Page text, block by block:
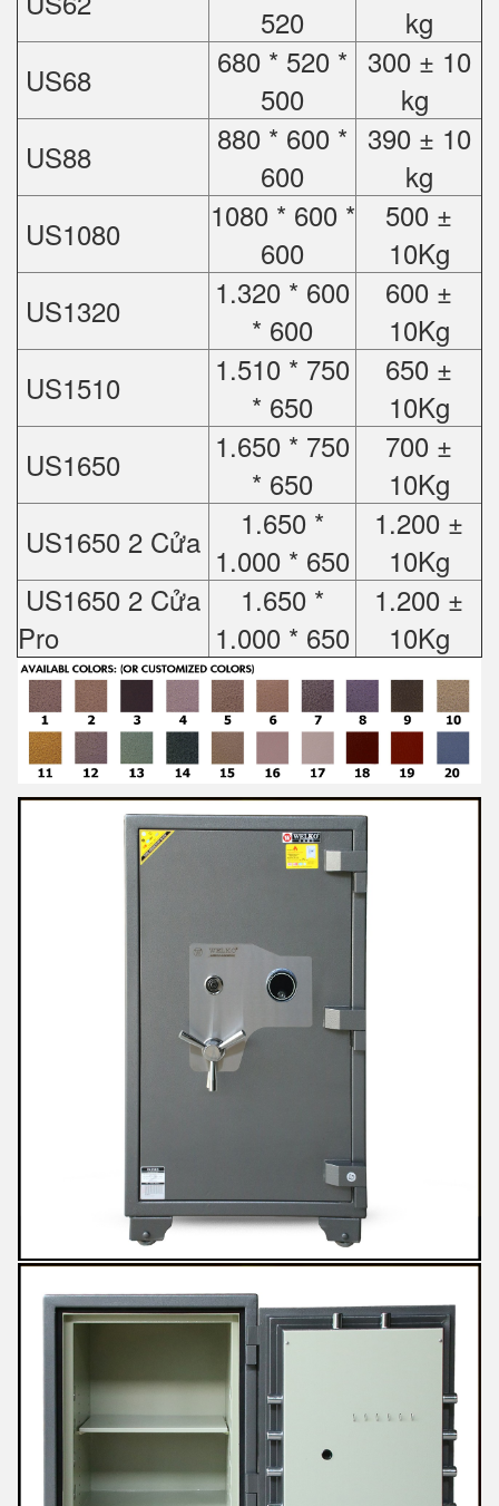
520
kg
US68
680 * 520 *
500
300 ± 10
kg
US88
880 * 600 *
600
390 ± 10
kg
US1080
1080 * 600 *
600
500 ±
10Kg
US1320
1.320 * 600
* 600
600 ±
10Kg
US1510
1.510 * 750
* 650
650 ±
10Kg
US1650
1.650 * 750
* 650
700 ±
10Kg
US1650 2 Cửa
1.650 *
1.000 * 650
1.200 ±
10Kg
US1650 2 Cửa
Pro
1.650 *
1.000 * 650
1.200 ±
10Kg